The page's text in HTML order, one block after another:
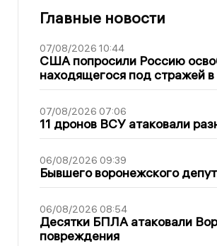
Главные новости
07/08/2026 10:44
США попросили Россию
находящегося под стражей
07/08/2026 07:06
11 дронов ВСУ атаковали
06/08/2026 09:39
Бывшего воронежского
06/08/2026 08:54
Десятки БПЛА атаковали
повреждения